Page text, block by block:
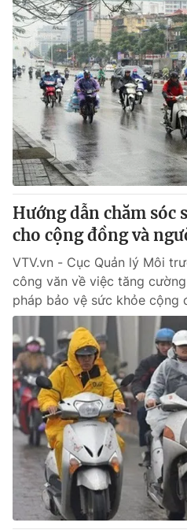
Hướng dẫn chăm sóc
cho cộng đồng và
VTV.vn - Cục Quản lý Môi
công văn về việc tăng
pháp bảo vệ sức khỏe cộng